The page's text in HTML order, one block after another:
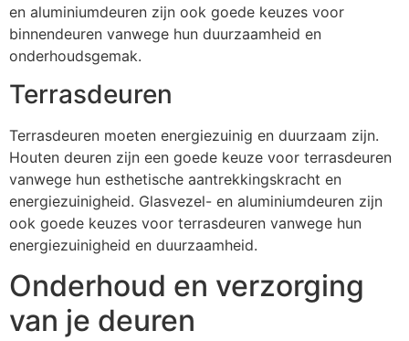
en aluminiumdeuren zijn ook goede keuzes voor
binnendeuren vanwege hun duurzaamheid en
onderhoudsgemak.
Terrasdeuren
Terrasdeuren moeten energiezuinig en duurzaam zijn.
Houten deuren zijn een goede keuze voor terrasdeuren
vanwege hun esthetische aantrekkingskracht en
energiezuinigheid. Glasvezel- en aluminiumdeuren zijn
ook goede keuzes voor terrasdeuren vanwege hun
energiezuinigheid en duurzaamheid.
Onderhoud en verzorging
van je deuren